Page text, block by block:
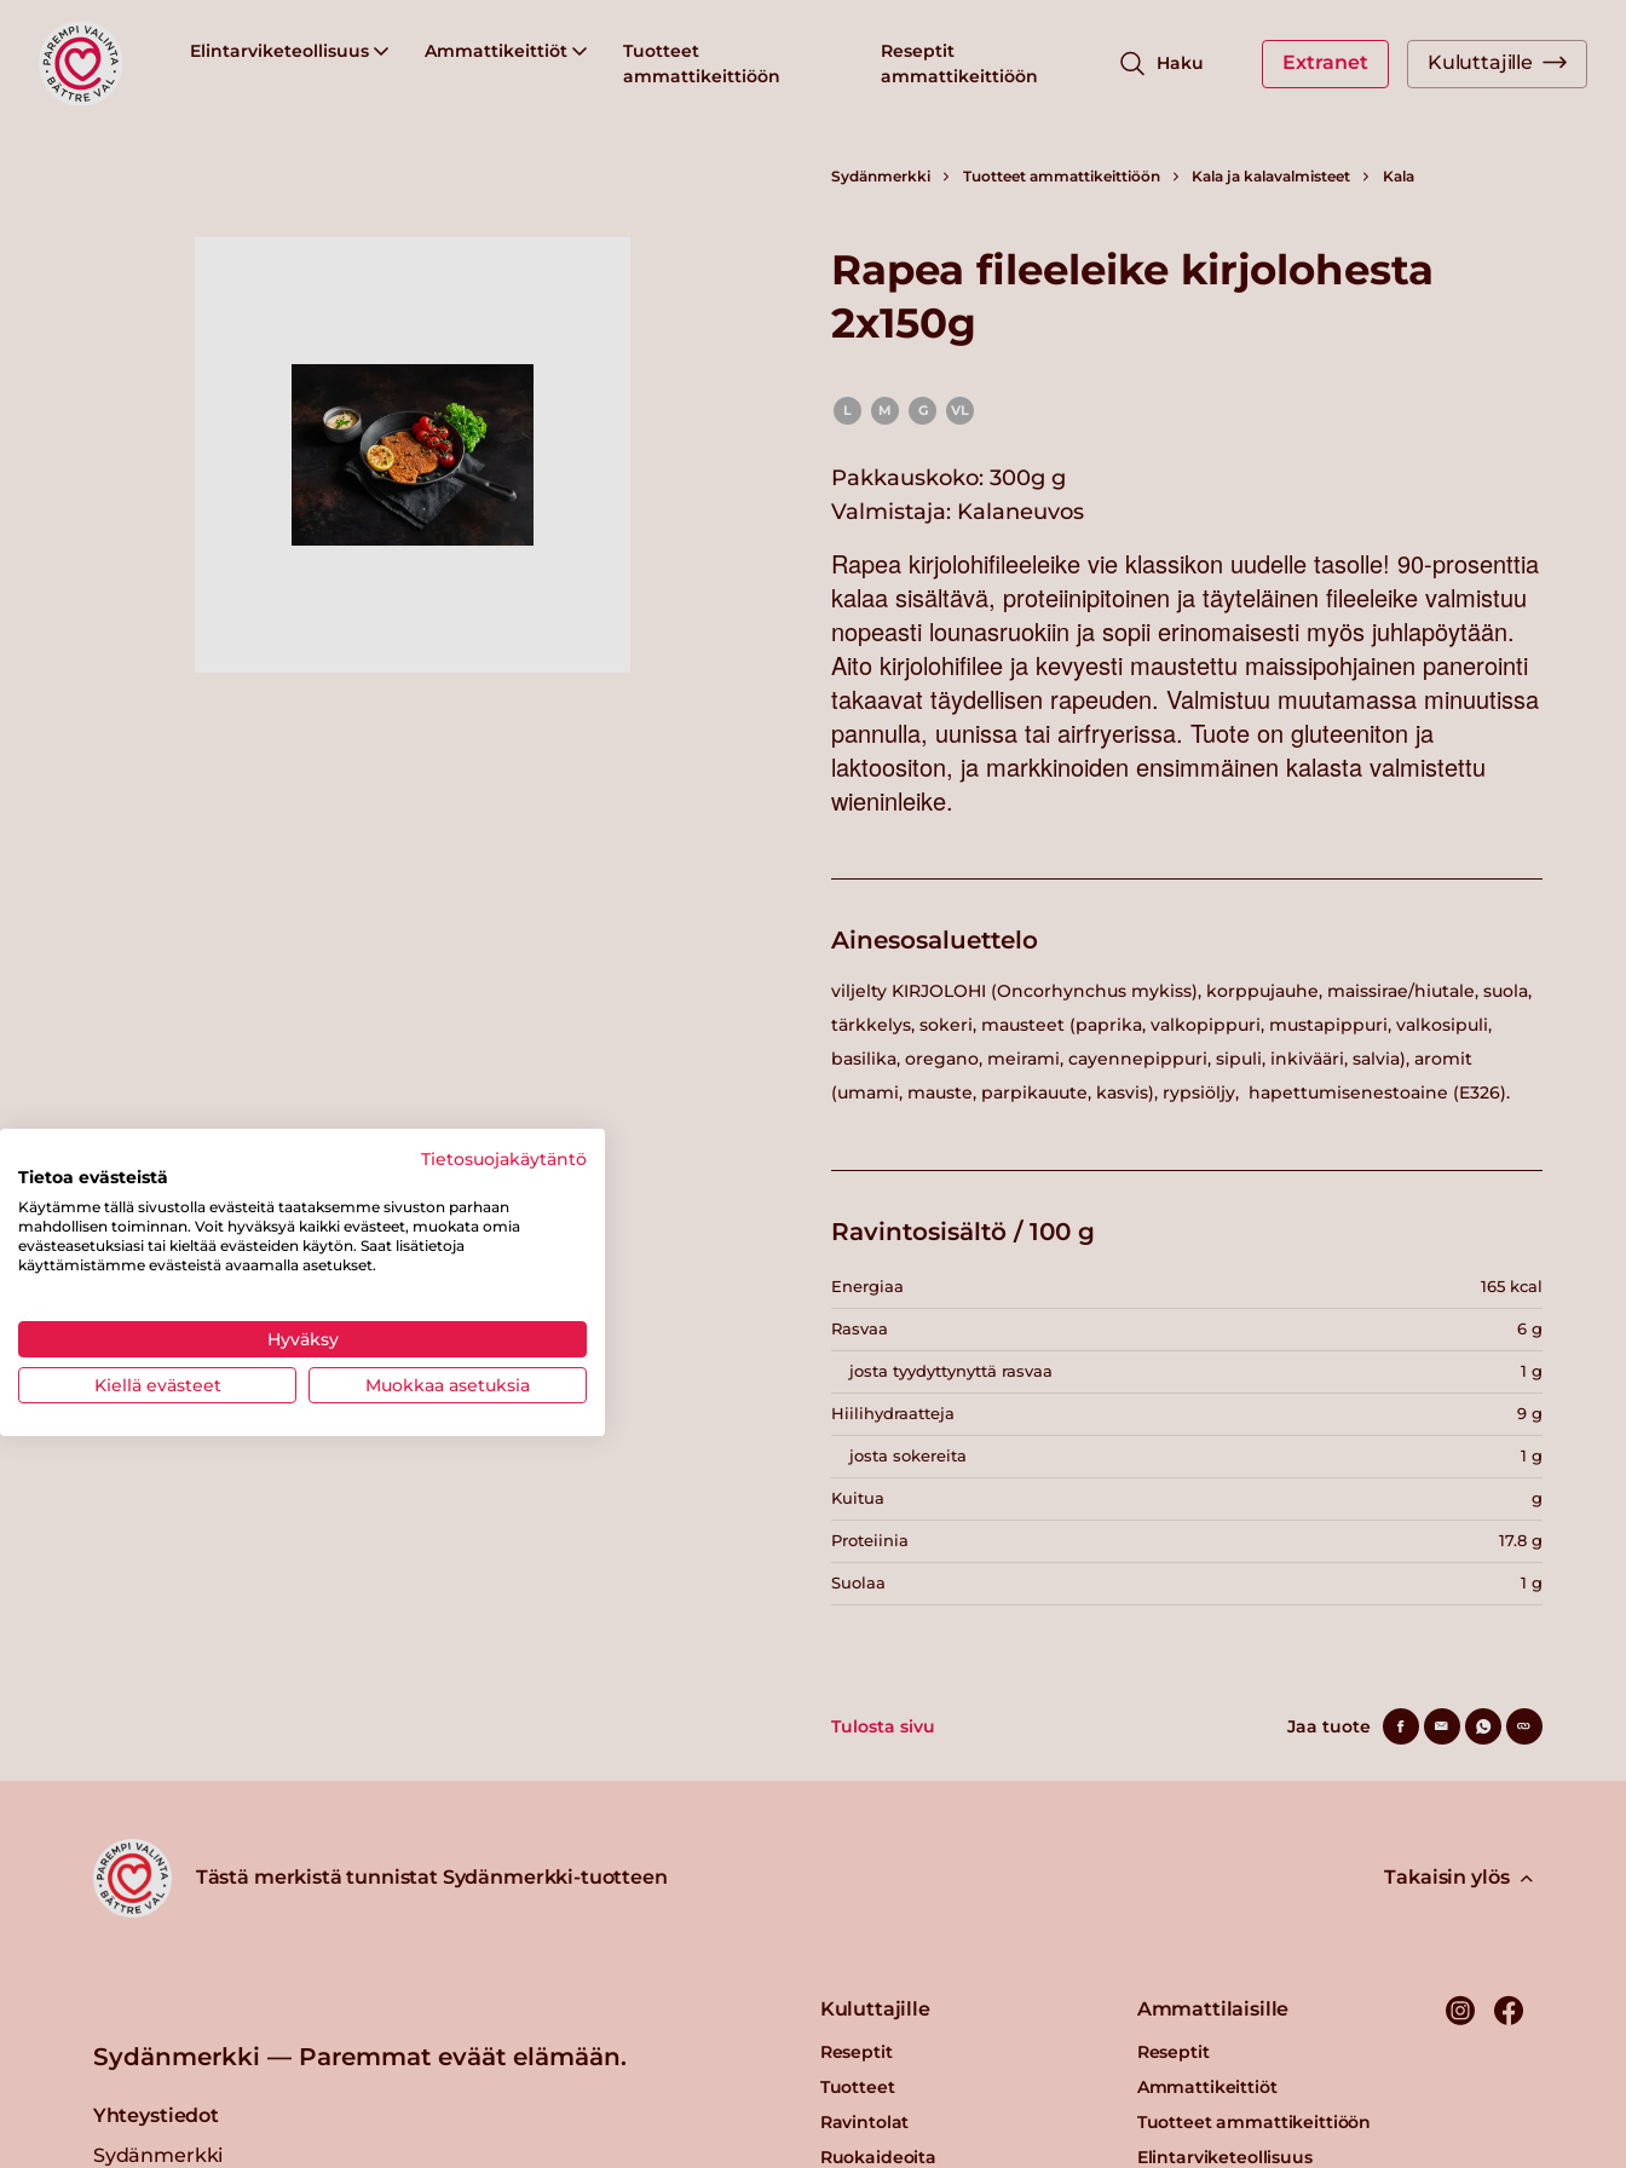
Elintarviketeollisuus Ammattikeittiöt
Tuotteet
ammattikeittiöön
Reseptit
ammattikeittiöön
Haku Extranet Kuluttajille
Sydänmerkki Tuotteet ammattikeittiöön Kala ja kalavalmisteet Kala
Rapea fileeleike kirjolohesta
2x150g
L M G VL
Pakkauskoko: 300g g
Valmistaja: Kalaneuvos
Rapea kirjolohifileeleike vie klassikon uudelle tasolle! 90-prosenttia
kalaa sisältävä, proteiinipitoinen ja täyteläinen fileeleike valmistuu
nopeasti lounasruokiin ja sopii erinomaisesti myös juhlapöytään.
Aito kirjolohifilee ja kevyesti maustettu maissipohjainen panerointi
takaavat täydellisen rapeuden. Valmistuu muutamassa minuutissa
pannulla, uunissa tai airfryerissa. Tuote on gluteeniton ja
laktoositon, ja markkinoiden ensimmäinen kalasta valmistettu
wieninleike.
Ainesosaluettelo
viljelty KIRJOLOHI (Oncorhynchus mykiss), korppujauhe, maissirae/hiutale, suola,
tärkkelys, sokeri, mausteet (paprika, valkopippuri, mustapippuri, valkosipuli,
basilika, oregano, meirami, cayennepippuri, sipuli, inkivääri, salvia), aromit
(umami, mauste, parpikauute, kasvis), rypsiöljy, hapettumisenestoaine (E326).
Ravintosisältö / 100 g
Energiaa 165 kcal
Rasvaa 6 g
josta tyydyttynyttä rasvaa 1 g
Hiilihydraatteja 9 g
josta sokereita 1 g
Kuitua g
Proteiinia 17.8 g
Suolaa 1 g
Tulosta sivu Jaa tuote
Tästä merkistä tunnistat Sydänmerkki-tuotteen Takaisin ylös
Sydänmerkki — Paremmat eväät elämään.
Yhteystiedot
Sydänmerkki
Kuluttajille
Reseptit
Tuotteet
Ravintolat
Ruokaideoita
Ammattilaisille
Reseptit
Ammattikeittiöt
Tuotteet ammattikeittiöön
Elintarviketeollisuus
Tietosuojakäytäntö
Tietoa evästeistä
Käytämme tällä sivustolla evästeitä taataksemme sivuston parhaan
mahdollisen toiminnan. Voit hyväksyä kaikki evästeet, muokata omia
evästeasetuksiasi tai kieltää evästeiden käytön. Saat lisätietoja
käyttämistämme evästeistä avaamalla asetukset.
Hyväksy
Kiellä evästeet Muokkaa asetuksia